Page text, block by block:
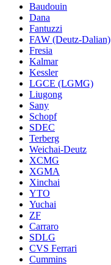
Baudouin
Dana
Fantuzzi
FAW (Deutz-Dalian)
Fresia
Kalmar
Kessler
LGCE (LGMG)
Liugong
Sany
Schopf
SDEC
Terberg
Weichai-Deutz
XCMG
XGMA
Xinchai
YTO
Yuchai
ZF
Carraro
SDLG
CVS Ferrari
Cummins